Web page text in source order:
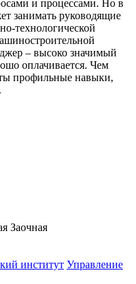
и процессами. Но в
занимать руководящие
технологической
– высоко значимый
оплачивается. Чем
профильные навыки,
Заочная
институт Управление